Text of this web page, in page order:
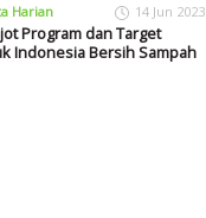
Harian 14 Jun 2023
Program dan Target
Indonesia Bersih Sampah